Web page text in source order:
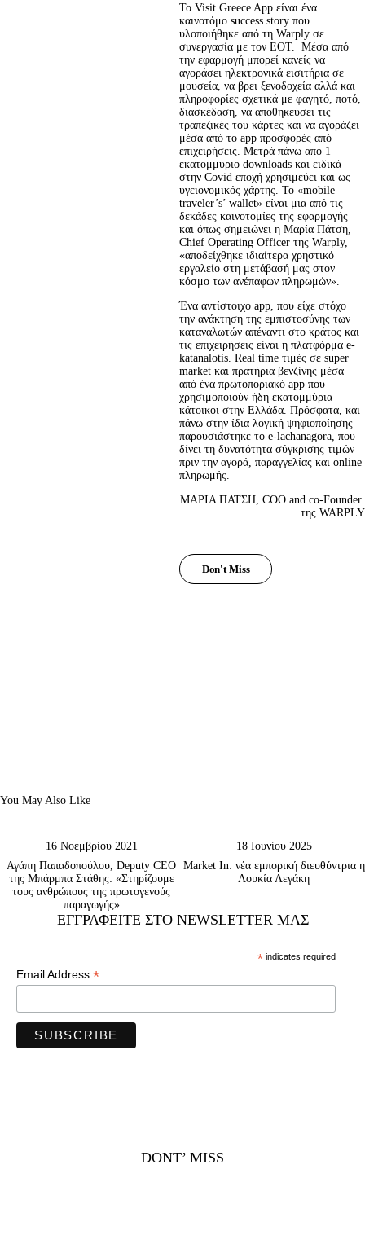
Το Visit Greece App είναι ένα
καινοτόμο success story που
υλοποιήθηκε από τη Warply σε
συνεργασία με τον ΕΟΤ.  Μέσα από
την εφαρμογή μπορεί κανείς να
αγοράσει ηλεκτρονικά εισιτήρια σε
μουσεία, να βρει ξενοδοχεία αλλά και
πληροφορίες σχετικά με φαγητό, ποτό,
διασκέδαση, να αποθηκεύσει τις
τραπεζικές του κάρτες και να αγοράζει
μέσα από το app προσφορές από
επιχειρήσεις. Μετρά πάνω από 1
εκατομμύριο downloads και ειδικά
στην Covid εποχή χρησιμεύει και ως
υγειονομικός χάρτης. Το «mobile
traveler’s’ wallet» είναι μια από τις
δεκάδες καινοτομίες της εφαρμογής
και όπως σημειώνει η Μαρία Πάτση,
Chief Operating Officer της Warply,
«αποδείχθηκε ιδιαίτερα χρηστικό
εργαλείο στη μετάβασή μας στον
κόσμο των ανέπαφων πληρωμών».
Ένα αντίστοιχο app, που είχε στόχο
την ανάκτηση της εμπιστοσύνης των
καταναλωτών απέναντι στο κράτος και
τις επιχειρήσεις είναι η πλατφόρμα e-
katanalotis. Real time τιμές σε super
market και πρατήρια βενζίνης μέσα
από ένα πρωτοποριακό app που
χρησιμοποιούν ήδη εκατομμύρια
κάτοικοι στην Ελλάδα. Πρόσφατα, και
πάνω στην ίδια λογική ψηφιοποίησης
παρουσιάστηκε το e-lachanagora, που
δίνει τη δυνατότητα σύγκρισης τιμών
πριν την αγορά, παραγγελίας και online
πληρωμής.
ΜΑΡΙΑ ΠΑΤΣΗ, COO and co-Founder
της WARPLY
Don't Miss
You May Also Like
16 Νοεμβρίου 2021
Αγάπη Παπαδοπούλου, Deputy CEO
της Μπάρμπα Στάθης: «Στηρίζουμε
τους ανθρώπους της πρωτογενούς
παραγωγής»
18 Ιουνίου 2025
Market In: νέα εμπορική διευθύντρια η
Λουκία Λεγάκη
ΕΓΓΡΑΦΕΊΤΕ ΣΤΟ NEWSLETTER ΜΑΣ
*indicates required
Email Address *
DONT’ MISS